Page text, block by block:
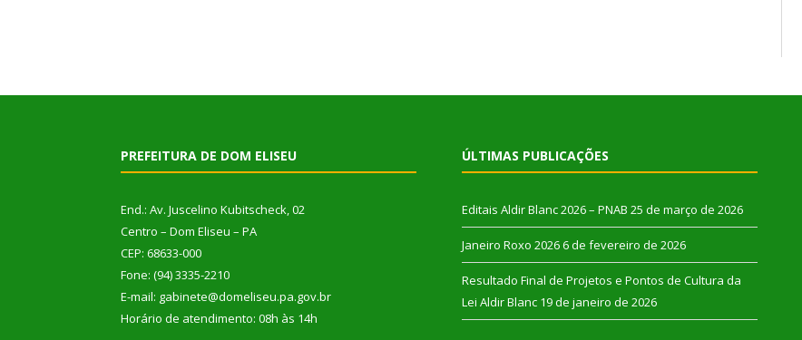
PREFEITURA DE DOM ELISEU
End.: Av. Juscelino Kubitscheck, 02
Centro – Dom Eliseu – PA
CEP: 68633-000
Fone: (94) 3335-2210
E-mail: gabinete@domeliseu.pa.gov.br
Horário de atendimento: 08h às 14h
ÚLTIMAS PUBLICAÇÕES
Editais Aldir Blanc 2026 – PNAB 25 de março de 2026
Janeiro Roxo 2026 6 de fevereiro de 2026
Resultado Final de Projetos e Pontos de Cultura da
Lei Aldir Blanc 19 de janeiro de 2026